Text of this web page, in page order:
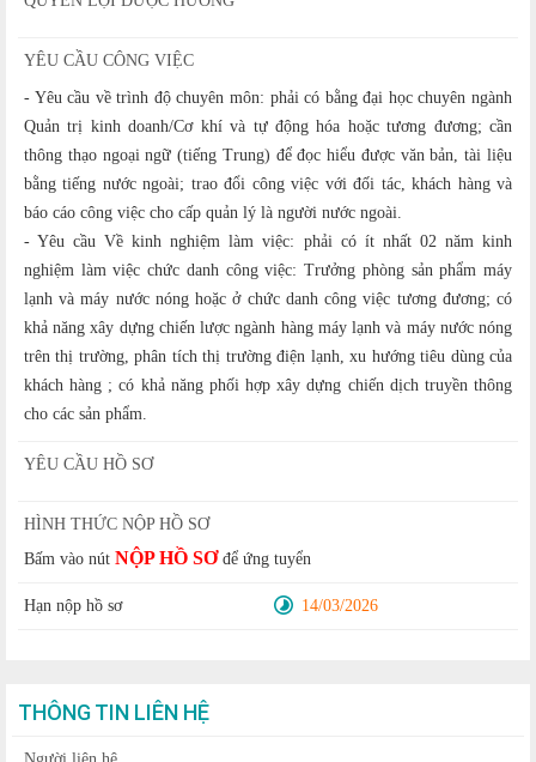
YÊU CẦU CÔNG VIỆC
- Yêu cầu về trình độ chuyên môn: phải có bằng đại học chuyên ngành
Quản trị kinh doanh/Cơ khí và tự động hóa hoặc tương đương; cần
thông thạo ngoại ngữ (tiếng Trung) để đọc hiểu được văn bản, tài liệu
bằng tiếng nước ngoài; trao đổi công việc với đối tác, khách hàng và
báo cáo công việc cho cấp quản lý là người nước ngoài.
- Yêu cầu Về kinh nghiệm làm việc: phải có ít nhất 02 năm kinh
nghiệm làm việc chức danh công việc: Trưởng phòng sản phẩm máy
lạnh và máy nước nóng hoặc ở chức danh công việc tương đương; có
khả năng xây dựng chiến lược ngành hàng máy lạnh và máy nước nóng
trên thị trường, phân tích thị trường điện lạnh, xu hướng tiêu dùng của
khách hàng ; có khả năng phối hợp xây dựng chiến dịch truyền thông
cho các sản phẩm.
YÊU CẦU HỒ SƠ
HÌNH THỨC NỘP HỒ SƠ
Bấm vào nút NỘP HỒ SƠđể ứng tuyển
Hạn nộp hồ sơ 14/03/2026
THÔNG TIN LIÊN HỆ